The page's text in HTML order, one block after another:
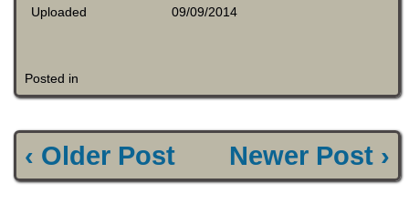
Uploaded
09/09/2014
Posted in
‹ Older Post Newer Post ›